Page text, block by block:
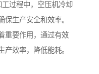
过程中，空压机冷却
生产安全和效率。
重要作用，通过有效
产效率，降低能耗。